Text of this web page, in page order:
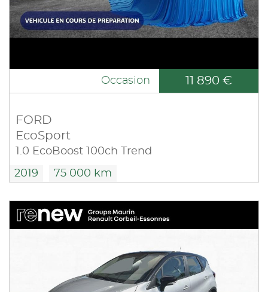
Occasion 11 890 €
FORD
EcoSport
1.0 EcoBoost 100ch Trend
2019 75 000 km